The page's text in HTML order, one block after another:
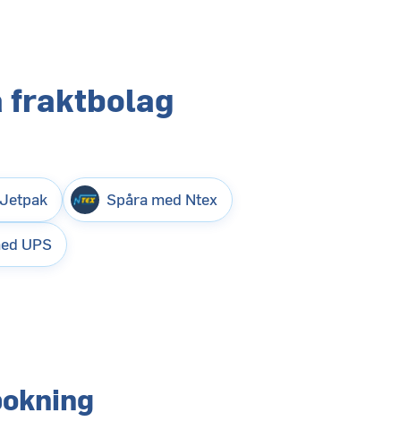
fraktbolag
Spåra med Ntex
UPS